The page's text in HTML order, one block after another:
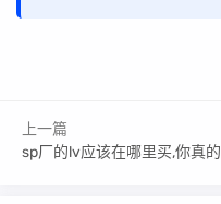
上一篇
sp厂的lv应该在哪里买,你真的有深入了解过?